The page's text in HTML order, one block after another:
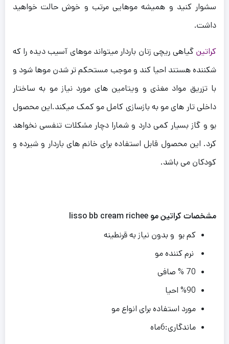
سشوار کنید و همیشه موهایی مرتب و خوش حالت خواهید
داشت.
کراتین گیاهی ریچی زنان باردار میتواند موهای آسیب دیده را که
شکننده هستند احیا کند و موجب مستحکم تر شدن موها شود و
با تزریق مواد مغذی و ویتامین های مورد نیاز مو به ساختار
داخلی تار های مو به بازسازی کامل مو کمک میکند.این محصول
بو و گاز بسیار کمی دارد و شمارا دچار مشکلات تنفسی نخواهد
کرد. این محصول قابل استفاده برای خانم های باردار و شیرده و
کودکان می باشد.
مشخصات کراتین مو lisso bb cream richee
کم بو و بدون نیاز به قرنطینه
نرم کننده مو
70 % صافی
%90 احیا
مورد استفاده برای انواع مو
ماندگاری:6ماه